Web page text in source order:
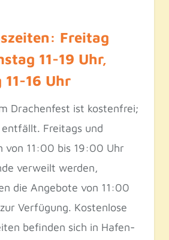
Freitag
11-19 Uhr,
11-16 Uhr
Drachenfest ist kostenfrei;
Freitags und
von 11:00 bis 19:00 Uhr
verweilt werden,
die Angebote von 11:00
Verfügung. Kostenlose
befinden sich in Hafen-